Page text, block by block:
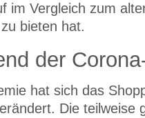
im Vergleich zum
bieten hat.
der
hat sich das
Die teilweise